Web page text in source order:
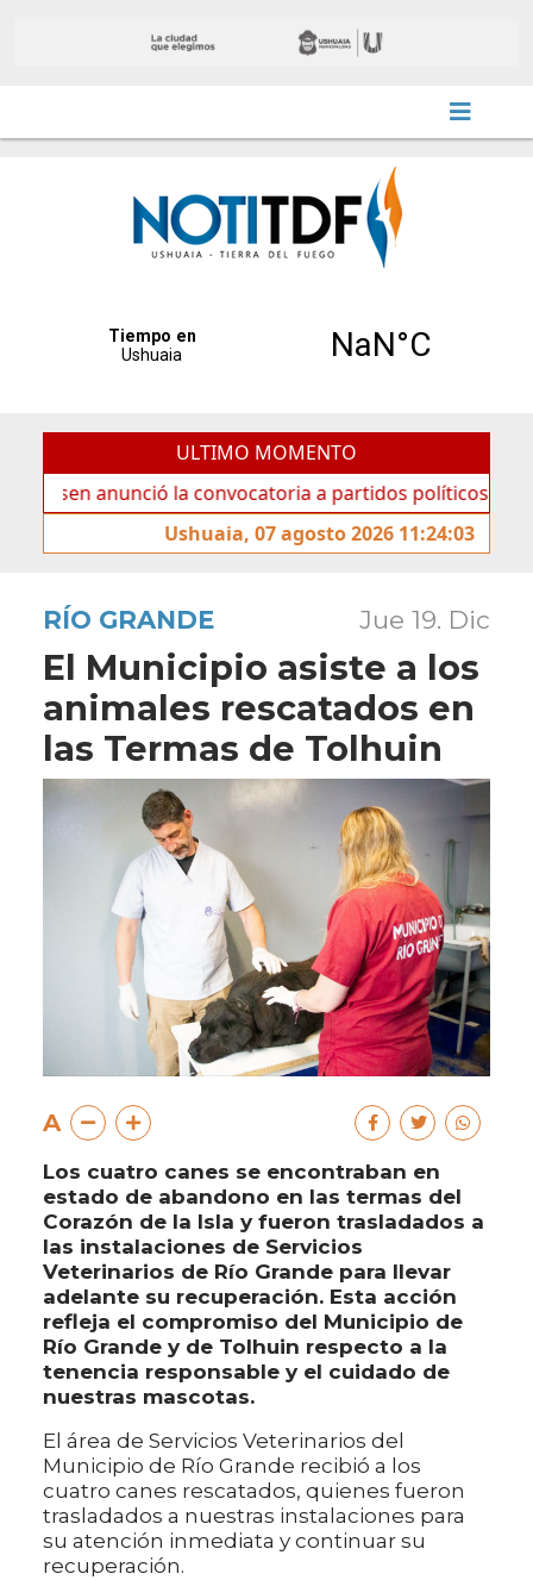
ULTIMO MOMENTO
anunció la convocatoria a partidos políticos por «ficha
Ushuaia, 07 agosto 2026 11:24:03
RÍO GRANDE Jue 19. Dic
El Municipio asiste a los
animales rescatados en
las Termas de Tolhuin
A
Los cuatro canes se encontraban en
estado de abandono en las termas del
Corazón de la Isla y fueron trasladados a
las instalaciones de Servicios
Veterinarios de Río Grande para llevar
adelante su recuperación. Esta acción
refleja el compromiso del Municipio de
Río Grande y de Tolhuin respecto a la
tenencia responsable y el cuidado de
nuestras mascotas.
El área de Servicios Veterinarios del
Municipio de Río Grande recibió a los
cuatro canes rescatados, quienes fueron
trasladados a nuestras instalaciones para
su atención inmediata y continuar su
recuperación.